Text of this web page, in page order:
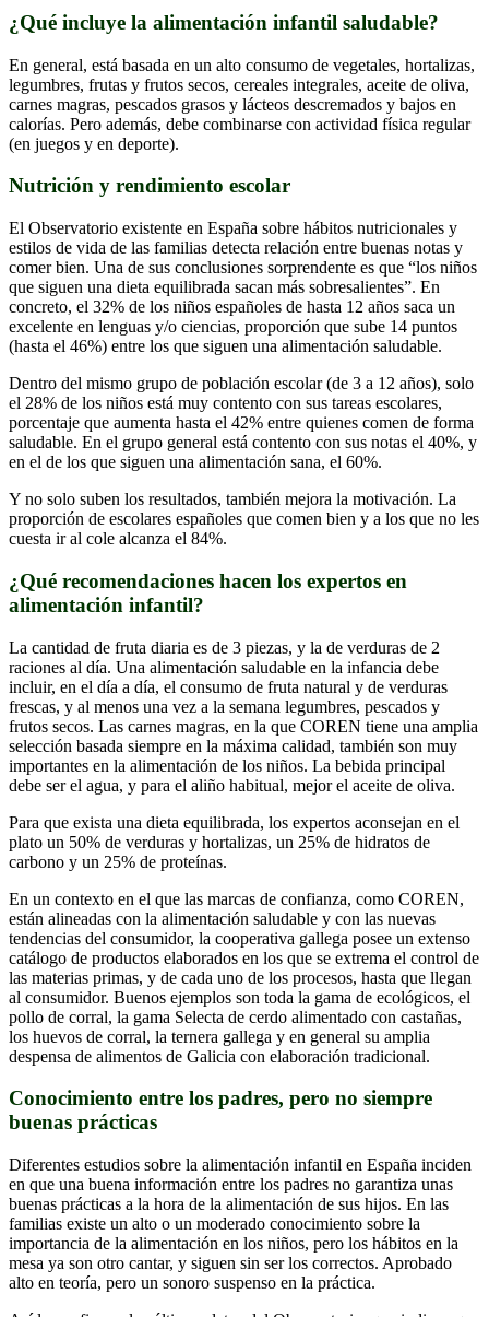
¿Qué incluye la alimentación infantil saludable?
En general, está basada en un alto consumo de vegetales, hortalizas,
legumbres, frutas y frutos secos, cereales integrales, aceite de oliva,
carnes magras, pescados grasos y lácteos descremados y bajos en
calorías. Pero además, debe combinarse con actividad física regular
(en juegos y en deporte).
Nutrición y rendimiento escolar
El Observatorio existente en España sobre hábitos nutricionales y
estilos de vida de las familias detecta relación entre buenas notas y
comer bien. Una de sus conclusiones sorprendente es que “los niños
que siguen una dieta equilibrada sacan más sobresalientes”. En
concreto, el 32% de los niños españoles de hasta 12 años saca un
excelente en lenguas y/o ciencias, proporción que sube 14 puntos
(hasta el 46%) entre los que siguen una alimentación saludable.
Dentro del mismo grupo de población escolar (de 3 a 12 años), solo
el 28% de los niños está muy contento con sus tareas escolares,
porcentaje que aumenta hasta el 42% entre quienes comen de forma
saludable. En el grupo general está contento con sus notas el 40%, y
en el de los que siguen una alimentación sana, el 60%.
Y no solo suben los resultados, también mejora la motivación. La
proporción de escolares españoles que comen bien y a los que no les
cuesta ir al cole alcanza el 84%.
¿Qué recomendaciones hacen los expertos en
alimentación infantil?
La cantidad de fruta diaria es de 3 piezas, y la de verduras de 2
raciones al día. Una alimentación saludable en la infancia debe
incluir, en el día a día, el consumo de fruta natural y de verduras
frescas, y al menos una vez a la semana legumbres, pescados y
frutos secos. Las carnes magras, en la que COREN tiene una amplia
selección basada siempre en la máxima calidad, también son muy
importantes en la alimentación de los niños. La bebida principal
debe ser el agua, y para el aliño habitual, mejor el aceite de oliva.
Para que exista una dieta equilibrada, los expertos aconsejan en el
plato un 50% de verduras y hortalizas, un 25% de hidratos de
carbono y un 25% de proteínas.
En un contexto en el que las marcas de confianza, como COREN,
están alineadas con la alimentación saludable y con las nuevas
tendencias del consumidor, la cooperativa gallega posee un extenso
catálogo de productos elaborados en los que se extrema el control de
las materias primas, y de cada uno de los procesos, hasta que llegan
al consumidor. Buenos ejemplos son toda la gama de ecológicos, el
pollo de corral, la gama Selecta de cerdo alimentado con castañas,
los huevos de corral, la ternera gallega y en general su amplia
despensa de alimentos de Galicia con elaboración tradicional.
Conocimiento entre los padres, pero no siempre
buenas prácticas
Diferentes estudios sobre la alimentación infantil en España inciden
en que una buena información entre los padres no garantiza unas
buenas prácticas a la hora de la alimentación de sus hijos. En las
familias existe un alto o un moderado conocimiento sobre la
importancia de la alimentación en los niños, pero los hábitos en la
mesa ya son otro cantar, y siguen sin ser los correctos. Aprobado
alto en teoría, pero un sonoro suspenso en la práctica.